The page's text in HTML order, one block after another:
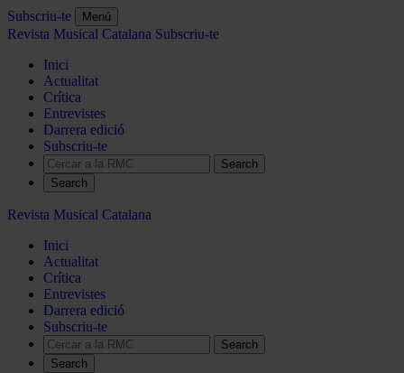
Subscriu-te Menú
Revista Musical Catalana Subscriu-te
Inici
Actualitat
Crítica
Entrevistes
Darrera edició
Subscriu-te
Search
Revista Musical Catalana
Inici
Actualitat
Crítica
Entrevistes
Darrera edició
Subscriu-te
Search